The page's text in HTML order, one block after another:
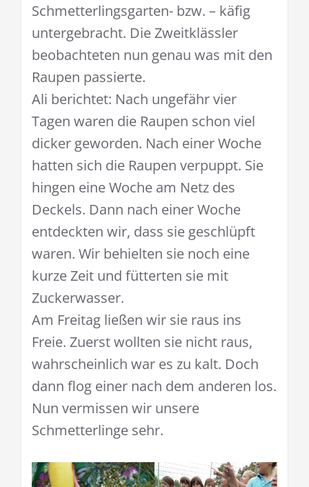
Schmetterlingsgarten- bzw. – käfig
untergebracht. Die Zweitklässler
beobachteten nun genau was mit den
Raupen passierte.
Ali berichtet: Nach ungefähr vier
Tagen waren die Raupen schon viel
dicker geworden. Nach einer Woche
hatten sich die Raupen verpuppt. Sie
hingen eine Woche am Netz des
Deckels. Dann nach einer Woche
entdeckten wir, dass sie geschlüpft
waren. Wir behielten sie noch eine
kurze Zeit und fütterten sie mit
Zuckerwasser.
Am Freitag ließen wir sie raus ins
Freie. Zuerst wollten sie nicht raus,
wahrscheinlich war es zu kalt. Doch
dann flog einer nach dem anderen los.
Nun vermissen wir unsere
Schmetterlinge sehr.